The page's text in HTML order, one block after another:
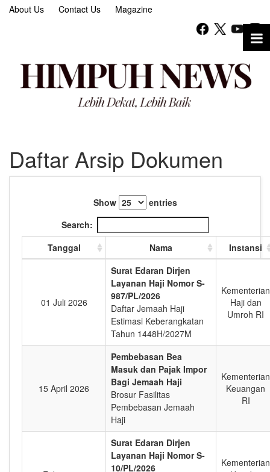
About Us Contact Us Magazine
Daftar Arsip Dokumen
Show
entries
Search:
Tanggal
Nama Instansi
01 Juli 2026
Surat Edaran Dirjen
Layanan Haji Nomor S-
987/PL/2026
Daftar Jemaah Haji
Estimasi Keberangkatan
Tahun 1448H/2027M
Kementerian
Haji dan
Umroh RI
15 April 2026
Pembebasan Bea
Masuk dan Pajak Impor
Bagi Jemaah Haji
Brosur Fasilitas
Pembebasan Jemaah
Haji
Kementerian
Keuangan
RI
Surat Edaran Dirjen
Layanan Haji Nomor S-
10/PL/2026
Kementerian